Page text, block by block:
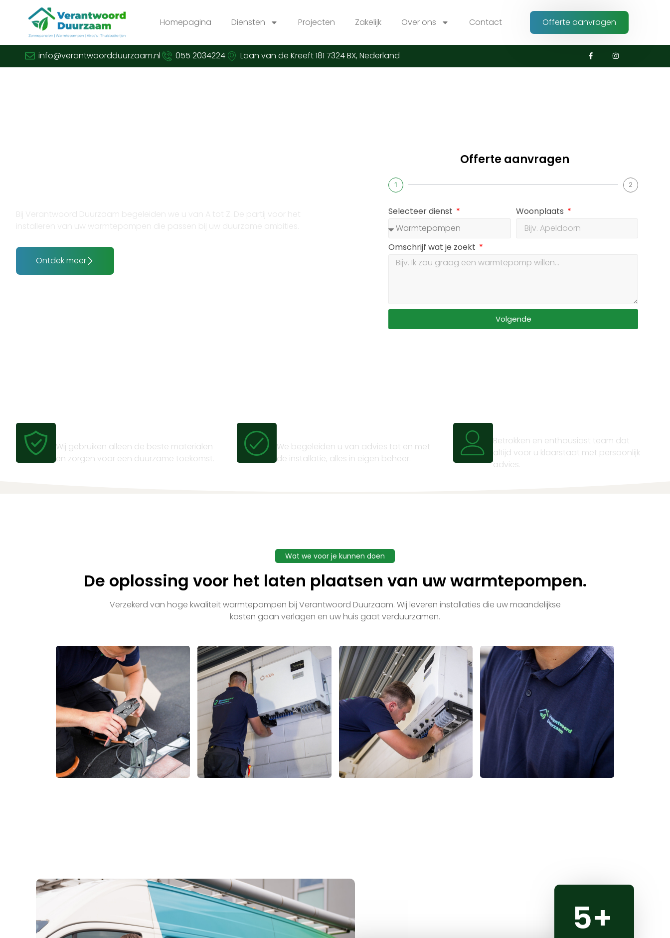
Homepagina Diensten Projecten Zakelijk Over ons Contact Offerte aanvragen
info@verantwoordduurzaam.nl 055 2034224 Laan van de Kreeft 181 7324 BX, Nederland
Bij Verantwoord Duurzaam begeleiden we u van A tot Z. De partij voor het
installeren van uw warmtepompen die passen bij uw duurzame ambities.
Ontdek meer
Offerte aanvragen
1 2
Selecteer dienst Woonplaats
Omschrijf wat je zoekt
Volgende
Wij gebruiken alleen de beste materialen
en zorgen voor een duurzame toekomst.
We begeleiden u van advies tot en met
de installatie, alles in eigen beheer.
Persoonlijk advies
Betrokken en enthousiast team dat
altijd voor u klaarstaat met persoonlijk
advies.
Wat we voor je kunnen doen
De oplossing voor het laten plaatsen van uw warmtepompen.
Verzekerd van hoge kwaliteit warmtepompen bij Verantwoord Duurzaam. Wij leveren installaties die uw maandelijkse
kosten gaan verlagen en uw huis gaat verduurzamen.
5+